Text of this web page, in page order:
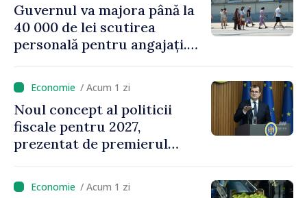
Guvernul va majora până la
40 000 de lei scutirea
personală pentru angajați.
de milioane de lei îi lăsăm
oamenilor”/ Acum 1 zi
Noul concept al politicii
fiscale pentru 2027,
prezentat de premierul
puțin munca, stimulăm
/ Acum 1 zi